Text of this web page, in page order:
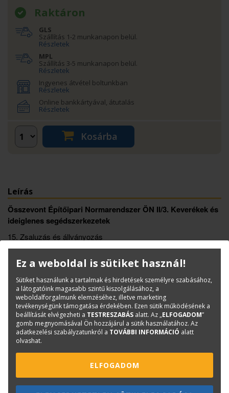
Raktáron
GLS
Szállítás 1-2 munkanapon belül.
Részletek
MPL
Szállítás 3-5 munkanapon belül.
Részletek
Ingyenes átvétel boltunkban
Részletek
Online bankkártyával, átutalás
Részletek
Kosárba
Leírás
Összevont Építőipari Normarendszer ÖN II/3. Keverékek és
ideiglenes segédszerkezetek
15. Zsaluzás és állványozás
Könyvinfó
Kategóriák
Norma-, kiírógyűjtemények
ISBN:
ÖN 15-19.
Méret:
A/4
Oldalak száma:
196
2025
Könyv nyelve:
magyar
spirálozott
Ez a weboldal is sütiket használ!
Sütiket használunk a tartalmak és hirdetések személyre szabásához,
a látogatóink magasabb szintű kiszolgálásához, a
weboldalforgalmunk elemzéséhez, illetve marketing
tevékenységünk támogatása érdekében. Ezen sütik működésének a
beállítását elvégezheti a TESTRESZABÁS alatt. Az „ELFOGADOM”
gomb megnyomásával Ön hozzájárul a sütik használatához. Az
adatkezelési szabályzatunkról a TOVÁBBI INFORMÁCIÓ alatt
olvashat.
ELFOGADOM